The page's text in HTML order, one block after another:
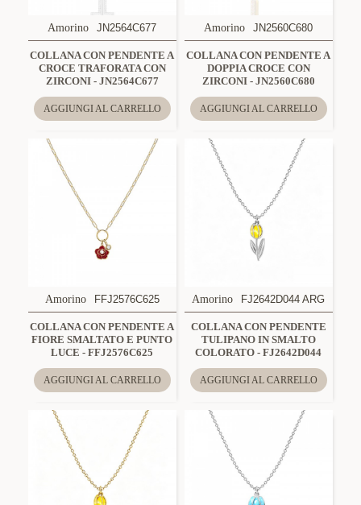
Amorino JN2564C677
COLLANA CON PENDENTE A
CROCE TRAFORATA CON
ZIRCONI - JN2564C677
AGGIUNGI AL CARRELLO
Amorino JN2560C680
COLLANA CON PENDENTE A
DOPPIA CROCE CON
ZIRCONI - JN2560C680
AGGIUNGI AL CARRELLO
Amorino FFJ2576C625
COLLANA CON PENDENTE A
FIORE SMALTATO E PUNTO
LUCE - FFJ2576C625
AGGIUNGI AL CARRELLO
Amorino FJ2642D044 ARG
COLLANA CON PENDENTE
TULIPANO IN SMALTO
COLORATO - FJ2642D044
AGGIUNGI AL CARRELLO